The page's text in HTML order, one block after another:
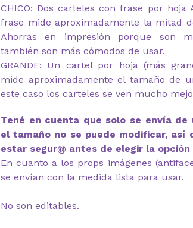
CHICO: Dos carteles con frase por hoja
frase mide aproximadamente la mitad
Ahorras en impresión porque son
también son más cómodos de usar.
GRANDE: Un cartel por hoja (más
mide aproximadamente el tamaño de
este caso los carteles se ven mucho
Tené en cuenta que solo se envía de
el tamaño no se puede modificar, así
estar segur@ antes de elegir la opción
En cuanto a los props imágenes
se envían con la medida lista para usar.
No son editables.